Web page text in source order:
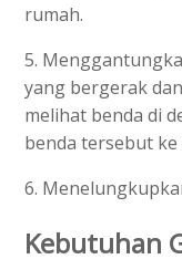
rumah.
5.
yang bergerak
melihat benda di
benda tersebut
6.
Kebutuhan